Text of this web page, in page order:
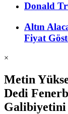
Donald
Altın
Fiyat
×
Metin
Dedi